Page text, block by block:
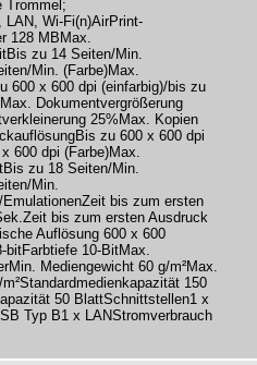
Trommel;
Wi-Fi(n)AirPrint-
128 MBMax.
zu 14 Seiten/Min.
Min. (Farbe)Max.
600 x 600 dpi (einfarbig)/bis zu
Dokumentvergrößerung
25%Max. Kopien
zu 600 x 600 dpi
600 dpi (Farbe)Max.
zu 18 Seiten/Min.
Min.
EmulationenZeit bis zum ersten
bis zum ersten Ausdruck
Auflösung 600 x 600
bitFarbtiefe 10-BitMax.
Mediengewicht 60 g/m²Max.
150
50 BlattSchnittstellen1 x
Typ B1 x LANStromverbrauch